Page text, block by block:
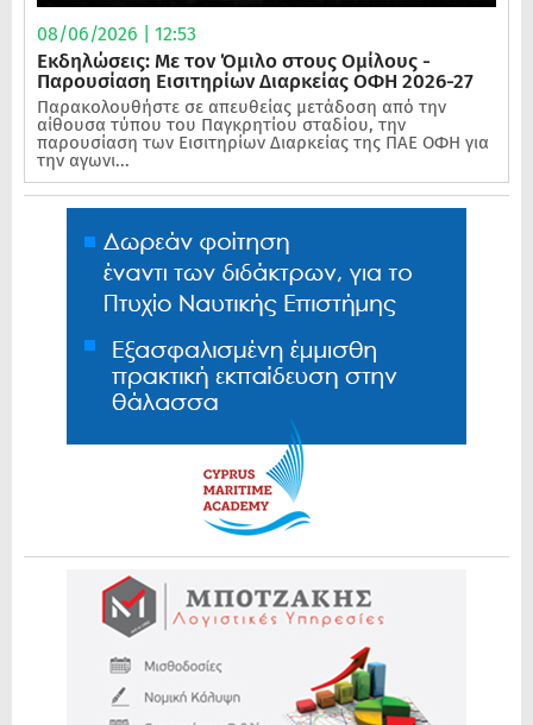
08/06/2026 | 12:53
Εκδηλώσεις: Με τον Όμιλο στους Ομίλους -
Παρουσίαση Εισιτηρίων Διαρκείας ΟΦΗ 2026-27
Παρακολουθήστε σε απευθείας μετάδοση από την
αίθουσα τύπου του Παγκρητίου σταδίου, την
παρουσίαση των Εισιτηρίων Διαρκείας της ΠΑΕ ΟΦΗ για
την αγωνι...